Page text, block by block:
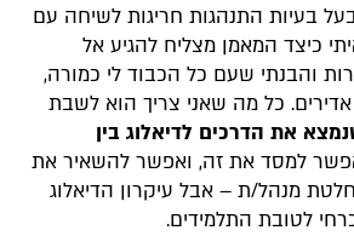
בעיות התנהגות חריגות לשיחה עם
כיצד המאמן מצליח להגיע אל
והבנתי שעם כל הכבוד לי כמורה,
כל מה שאני צריך הוא לשבת
את הדרכים לדיאלוג בין
למסד את זה, ואפשר להשאיר את
מנהל/ת – אבל עיקרון הדיאלוג
לטובת התלמידים.